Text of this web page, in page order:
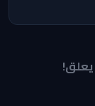
يعلق!